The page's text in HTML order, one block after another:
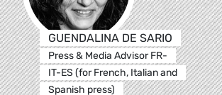
GUENDALINA DE SARIO
Press & Media Advisor FR-
IT-ES (for French, Italian and
Spanish press)